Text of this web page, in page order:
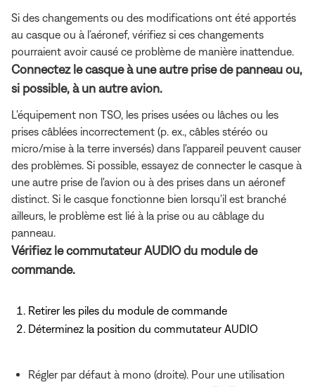
Si des changements ou des modifications ont été apportés
au casque ou à l’aéronef, vérifiez si ces changements
pourraient avoir causé ce problème de manière inattendue.
Connectez le casque à une autre prise de panneau ou,
si possible, à un autre avion.
L'équipement non TSO, les prises usées ou lâches ou les
prises câblées incorrectement (p. ex., câbles stéréo ou
micro/mise à la terre inversés) dans l'appareil peuvent causer
des problèmes. Si possible, essayez de connecter le casque à
une autre prise de l'avion ou à des prises dans un aéronef
distinct. Si le casque fonctionne bien lorsqu'il est branché
ailleurs, le problème est lié à la prise ou au câblage du
panneau.
Vérifiez le commutateur AUDIO du module de
commande.
Retirer les piles du module de commande
Déterminez la position du commutateur AUDIO
Régler par défaut à mono (droite). Pour une utilisation